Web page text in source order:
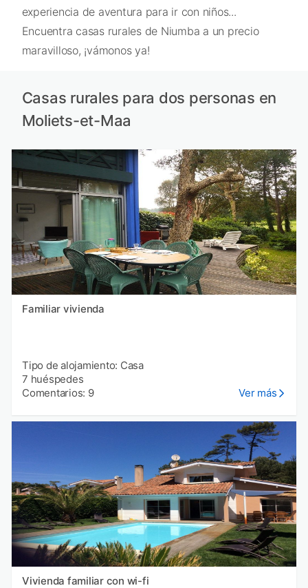
experiencia de aventura para ir con niños...
Encuentra casas rurales de Niumba a un precio
maravilloso, ¡vámonos ya!
Casas rurales para dos personas en
Moliets-et-Maa
Familiar vivienda
Tipo de alojamiento: Casa
7 huéspedes
Comentarios: 9
Ver más
Vivienda familiar con wi-fi